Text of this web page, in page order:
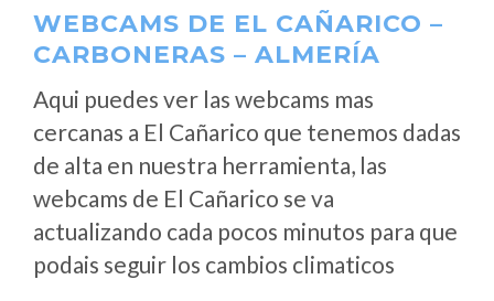
WEBCAMS DE EL CAÑARICO –
CARBONERAS – ALMERÍA
Aqui puedes ver las webcams mas
cercanas a El Cañarico que tenemos dadas
de alta en nuestra herramienta, las
webcams de El Cañarico se va
actualizando cada pocos minutos para que
podais seguir los cambios climaticos